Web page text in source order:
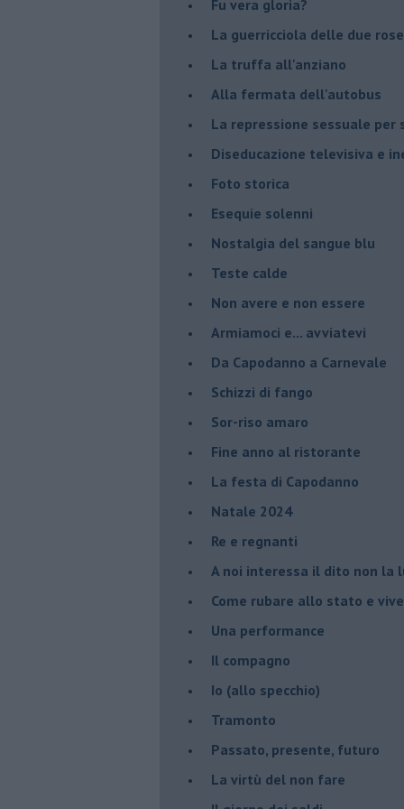
Fu vera gloria?
La guerricciola delle due rose
La truffa all'anziano
Alla fermata dell'autobus
La repressione sessuale per
Diseducazione televisiva e
Foto storica
Esequie solenni
Nostalgia del sangue blu
Teste calde
Non avere e non essere
Armiamoci e... avviatevi
Da Capodanno a Carnevale
Schizzi di fango
Sor-riso amaro
Fine anno al ristorante
La festa di Capodanno
Natale 2024
Re e regnanti
A noi interessa il dito non la
Come rubare allo stato e
Una performance
Il compagno
​Io (allo specchio)
Tramonto
Passato, presente, futuro
La virtù del non fare